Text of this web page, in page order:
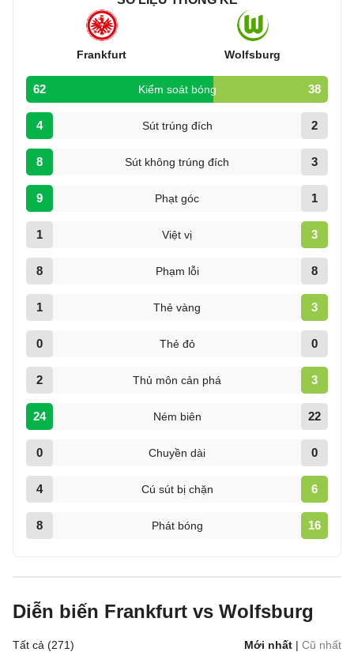
Frankfurt Wolfsburg
62 Kiểm soát bóng 38
4 Sút trúng đích 2
8 Sút không trúng đích 3
9 Phạt góc 1
1 Việt vị 3
8 Phạm lỗi 8
1 Thẻ vàng 3
0 Thẻ đỏ 0
2 Thủ môn cản phá 3
24 Ném biên 22
0 Chuyền dài 0
4 Cú sút bị chặn 6
8 Phát bóng 16
Diễn biến Frankfurt vs Wolfsburg
Tất cả (271) Mới nhất | Cũ nhất